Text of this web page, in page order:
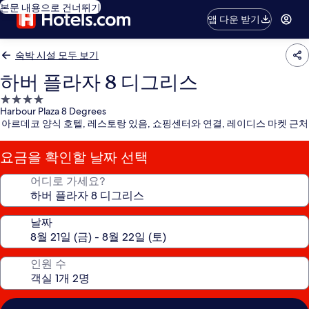
본문 내용으로 건너뛰기
앱 다운 받기
숙박 시설 모두 보기
하버 플라자 8 디그리스
4.0
성
급
숙
박
시
Harbour Plaza 8 Degrees
아르데코 양식 호텔, 레스토랑 있음, 쇼핑센터와 연결, 레이디스 마켓 근처
요금을 확인할 날짜 선택
어디로 가세요?
날짜
인원 수